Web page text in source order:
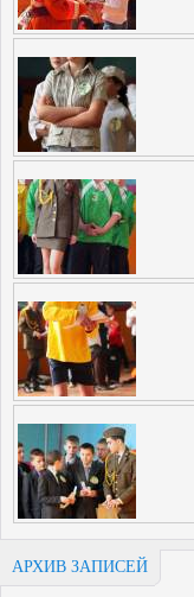
АРХИВ ЗАПИСЕЙ